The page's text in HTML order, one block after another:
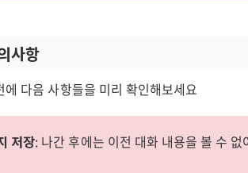
사항
에 다음 사항들을 미리 확인해보세요
저장: 나간 후에는 이전 대화 내용을 볼 수 없